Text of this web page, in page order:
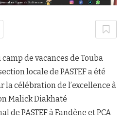
de vacances de Touba
locale de PASTEF a été
la célébration de l’excellence à
Malick Diakhaté
de PASTEF à Fandène et PCA